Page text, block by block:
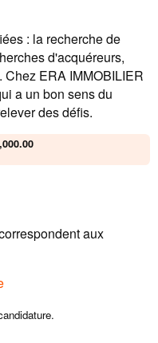
: la recherche de
d'acquéreurs,
ERA IMMOBILIER
a un bon sens du
des défis.
aux